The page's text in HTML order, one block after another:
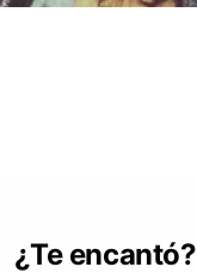
¿Te encantó?